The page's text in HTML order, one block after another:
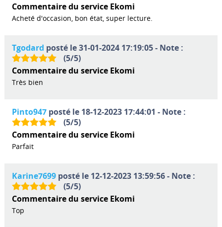
Commentaire du service Ekomi
Acheté d'occasion, bon état, super lecture.
Tgodard posté le 31-01-2024 17:19:05 - Note :
(5/5)
Commentaire du service Ekomi
Très bien
Pinto947posté le 18-12-2023 17:44:01 - Note :
(5/5)
Commentaire du service Ekomi
Parfait
Karine7699posté le 12-12-2023 13:59:56 - Note :
(5/5)
Commentaire du service Ekomi
Top